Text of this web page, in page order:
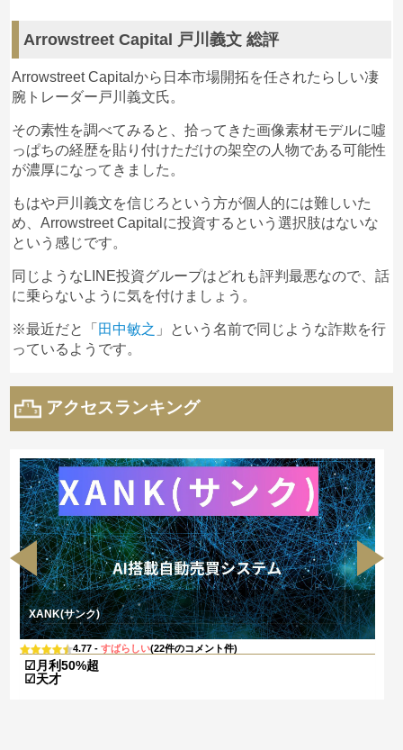
た。小林という女性です。で、ラインでものすごく
儲けて、出金したという人々に、実際に出金したか
と聞いたのです。10人ぐらいに声掛けしました。そ
したら、3800万円出金したという人が150万円入金
した。他の人は既読が付くけれど無視でした。彼や
彼女たちは、すべて桜だと感じます。最初の頃に、
立派なディフェンザーをただで貰ったので、有頂天
取り除いて欲しいです。でないと、真面目にしてい
るプラットホームも迷惑だと思います。
KTJMBD Arrowstreet Capital 戸川義文
2024/02/06
私も戸川詐欺師に騙され、大金失った。
許せない。
2024/02/06
やっぱりそうか、俺もこの投資会社に投
資してしまった。余りにも巧妙すぎて、今になって
見ると余りにも話がよすぎっる。
騙された俺が悪いって事か！ 騙された仲間がいっ
ぱいいるんだろうな！でも、シャクだなァ 詐欺に
遭った仲間達で何とか情報交換して告訴したいもの
だ。
晃司 Arrowstreet Capital 戸川義文への投
稿
Arrowstreet Capital 戸川義文 総評
Arrowstreet Capitalから日本市場開拓を任されたらしい凄
腕トレーダー戸川義文氏。
その素性を調べてみると、拾ってきた画像素材モデルに噓
っぱちの経歴を貼り付けただけの架空の人物である可能性
が濃厚になってきました。
もはや戸川義文を信じろという方が個人的には難しいた
め、Arrowstreet Capitalに投資するという選択肢はないな
という感じです。
同じようなLINE投資グループはどれも評判最悪なので、話
に乗らないように気を付けましょう。
※最近だと「 田中敏之 」という名前で同じような詐欺を行
っているようです。
アクセスランキング
XANK(サンク)
4.77 - すばらしい(22件のコメント件)
☑月利50%超
☑天才